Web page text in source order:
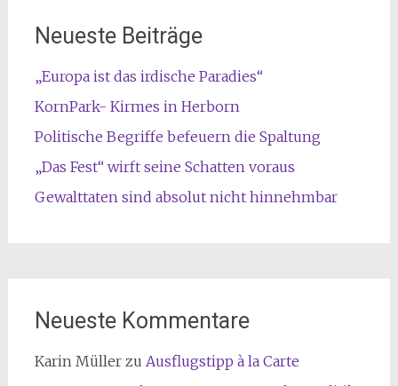
Neueste Beiträge
„Europa ist das irdische Paradies“
KornPark- Kirmes in Herborn
Politische Begriffe befeuern die Spaltung
„Das Fest“ wirft seine Schatten voraus
Gewalttaten sind absolut nicht hinnehmbar
Neueste Kommentare
Karin Müllerzu Ausflugstipp à la Carte